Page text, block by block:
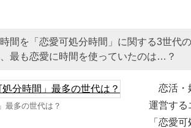
間を「恋愛可処分時間」に関する3世代
最も恋愛に時間を使っていたのは…？
最多の世代は？
恋活・
運営する
「恋愛